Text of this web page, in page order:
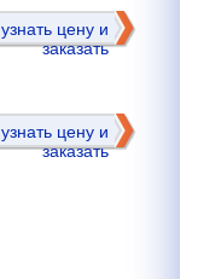
узнать цену и
заказать
узнать цену и
заказать